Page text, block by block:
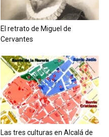
El retrato de Miguel de
Cervantes
Las tres culturas en Alcalá de